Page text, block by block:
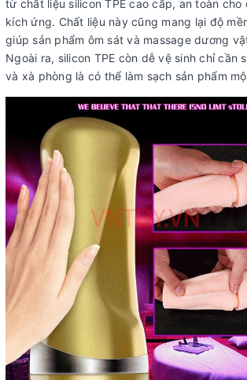
từ chất liệu silicon TPE cao cấp, an toàn
kích ứng. Chất liệu này cũng mang lại độ
giúp sản phẩm ôm sát và massage dương
Ngoài ra, silicon TPE còn dễ vệ sinh chỉ cần
và xà phòng là có thể làm sạch sản phẩm